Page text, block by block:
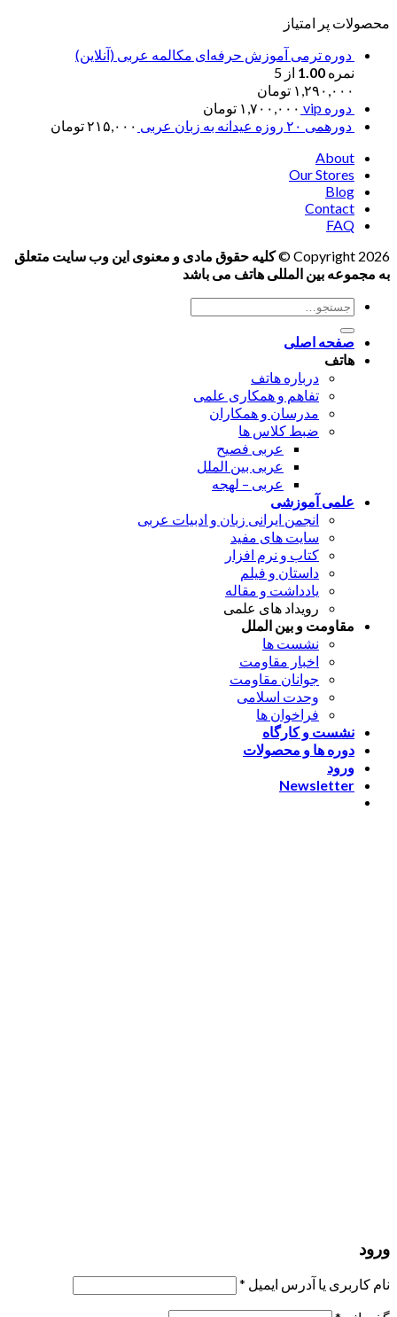
محصولات پر امتیاز
دوره ترمی آموزش حرفه‌ای مکالمه عربی (آنلاین)
نمره 1.00 از 5
۱,۲۹۰,۰۰۰ تومان
دوره vip
۱,۷۰۰,۰۰۰ تومان
دورهمی ۲۰ روزه عیدانه به زبان عربی
۲۱۵,۰۰۰تومان
About
Our Stores
Blog
Contact
FAQ
Copyright 2026 ©
کلیه حقوق مادی و معنوی این وب سایت متعلق
به مجموعه بین المللی هاتف می باشد
جستجو
برای:
صفحه اصلی
هاتف
درباره هاتف
تفاهم و همکاری علمی
مدرسان و همکاران
ضبط کلاس ها
عربی فصیح
عربی بین الملل
عربی – لهجه
علمی آموزشی
انجمن ایرانی زبان و ادبیات عربی
سایت های مفید
کتاب و نرم افزار
داستان و فیلم
یادداشت و مقاله
رویداد های علمی
مقاومت و بین الملل
نشست ها
اخبار مقاومت
جوانان مقاومت
وحدت اسلامی
فراخوان ها
نشست و کارگاه
دوره ها و محصولات
ورود
Newsletter
ورود
نام کاربری یا آدرس ایمیل *